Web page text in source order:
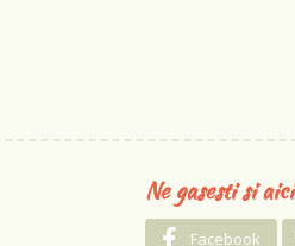
Ne gasesti si aici
Facebook